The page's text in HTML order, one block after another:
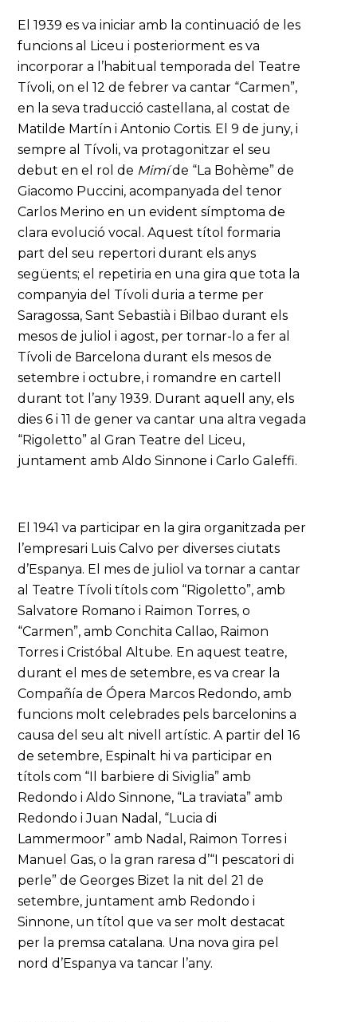
El 1939 es va iniciar amb la continuació de les
funcions al Liceu i posteriorment es va
incorporar a l’habitual temporada del Teatre
Tívoli, on el 12 de febrer va cantar “Carmen”,
en la seva traducció castellana, al costat de
Matilde Martín i Antonio Cortis. El 9 de juny, i
sempre al Tívoli, va protagonitzar el seu
debut en el rol de Mimíde “La Bohème” de
Giacomo Puccini, acompanyada del tenor
Carlos Merino en un evident símptoma de
clara evolució vocal. Aquest títol formaria
part del seu repertori durant els anys
següents; el repetiria en una gira que tota la
companyia del Tívoli duria a terme per
Saragossa, Sant Sebastià i Bilbao durant els
mesos de juliol i agost, per tornar-lo a fer al
Tívoli de Barcelona durant els mesos de
setembre i octubre, i romandre en cartell
durant tot l’any 1939. Durant aquell any, els
dies 6 i 11 de gener va cantar una altra vegada
“Rigoletto” al Gran Teatre del Liceu,
juntament amb Aldo Sinnone i Carlo Galeffi.
El 1941 va participar en la gira organitzada per
l’empresari Luis Calvo per diverses ciutats
d’Espanya. El mes de juliol va tornar a cantar
al Teatre Tívoli títols com “Rigoletto”, amb
Salvatore Romano i Raimon Torres, o
“Carmen”, amb Conchita Callao, Raimon
Torres i Cristóbal Altube. En aquest teatre,
durant el mes de setembre, es va crear la
Compañía de Ópera Marcos Redondo, amb
funcions molt celebrades pels barcelonins a
causa del seu alt nivell artístic. A partir del 16
de setembre, Espinalt hi va participar en
títols com “Il barbiere di Siviglia” amb
Redondo i Aldo Sinnone, “La traviata” amb
Redondo i Juan Nadal, “Lucia di
Lammermoor” amb Nadal, Raimon Torres i
Manuel Gas, o la gran raresa d’“I pescatori di
perle” de Georges Bizet la nit del 21 de
setembre, juntament amb Redondo i
Sinnone, un títol que va ser molt destacat
per la premsa catalana. Una nova gira pel
nord d’Espanya va tancar l’any.